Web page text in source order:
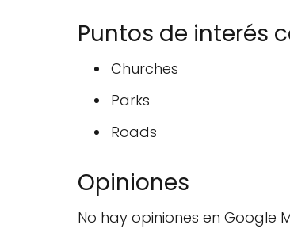
Puntos de interés
Churches
Parks
Roads
Opiniones
No hay opiniones en Google